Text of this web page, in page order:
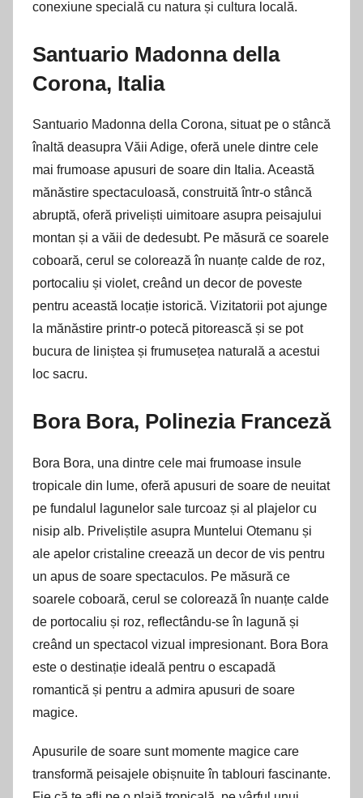
conexiune specială cu natura și cultura locală.
Santuario Madonna della
Corona, Italia
Santuario Madonna della Corona, situat pe o stâncă
înaltă deasupra Văii Adige, oferă unele dintre cele
mai frumoase apusuri de soare din Italia. Această
mănăstire spectaculoasă, construită într-o stâncă
abruptă, oferă priveliști uimitoare asupra peisajului
montan și a văii de dedesubt. Pe măsură ce soarele
coboară, cerul se colorează în nuanțe calde de roz,
portocaliu și violet, creând un decor de poveste
pentru această locație istorică. Vizitatorii pot ajunge
la mănăstire printr-o potecă pitorească și se pot
bucura de liniștea și frumusețea naturală a acestui
loc sacru.
Bora Bora, Polinezia Franceză
Bora Bora, una dintre cele mai frumoase insule
tropicale din lume, oferă apusuri de soare de neuitat
pe fundalul lagunelor sale turcoaz și al plajelor cu
nisip alb. Priveliștile asupra Muntelui Otemanu și
ale apelor cristaline creează un decor de vis pentru
un apus de soare spectaculos. Pe măsură ce
soarele coboară, cerul se colorează în nuanțe calde
de portocaliu și roz, reflectându-se în lagună și
creând un spectacol vizual impresionant. Bora Bora
este o destinație ideală pentru o escapadă
romantică și pentru a admira apusuri de soare
magice.
Apusurile de soare sunt momente magice care
transformă peisajele obișnuite în tablouri fascinante.